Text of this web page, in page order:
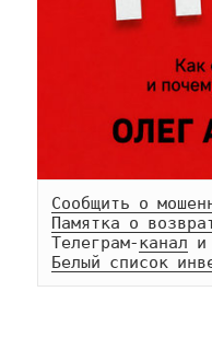
Сообщить о
Памятка о
Телеграм-канал и
Белый список